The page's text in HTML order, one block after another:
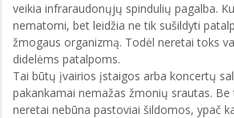
veikia infraraudonųjų spindulių pagalba.
nematomi, bet leidžia ne tik sušildyti
žmogaus organizmą. Todėl neretai toks
didelėms patalpoms.
Tai būtų įvairios įstaigos arba koncertų
pakankamai nemažas žmonių srautas.
neretai nebūna pastoviai šildomos, ypač